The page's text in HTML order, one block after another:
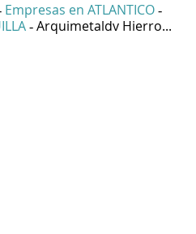
Empresas en ATLANTICO -
- Arquimetaldv Hierro...